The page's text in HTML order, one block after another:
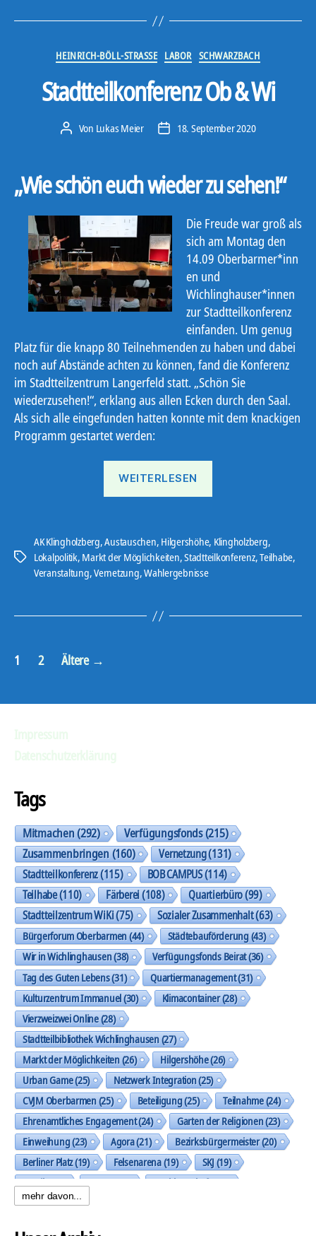
Kategorien
HEINRICH-BÖLL-STRASSE LABOR SCHWARZBACH
Stadtteilkonferenz Ob & Wi
Beitragsautor
Von Lukas Meier Veröffentlichungsdatum
18. September 2020
„Wie schön euch wieder zu sehen!“
Die Freude war groß als
sich am Montag den
14.09 Oberbarmer*inn
en und
Wichlinghauser*innen
zur Stadtteilkonferenz
einfanden. Um genug
Platz für die knapp 80 Teilnehmenden zu haben und dabei
noch auf Abstände achten zu können, fand die Konferenz
im Stadtteilzentrum Langerfeld statt. „Schön Sie
wiederzusehen!“, erklang aus allen Ecken durch den Saal.
Als sich alle eingefunden hatten konnte mit dem knackigen
Programm gestartet werden:
WEITERLESEN
Schlagwörter
AK Klingholzberg,Austauschen, Hilgershöhe, Klingholzberg,
Lokalpolitik, Markt der Möglichkeiten,Stadtteilkonferenz,Teilhabe,
Veranstaltung,Vernetzung,Wahlergebnisse
Seitennummerierung
Beiträge
1 2 Ältere →
Tags
Mitmachen(292) Verfügungsfonds(215)
Zusammenbringen(160) Vernetzung(131)
Stadtteilkonferenz(115) BOB CAMPUS(114)
Teilhabe(110) Färberei(108) Quartierbüro(99)
Stadtteilzentrum WiKi(75) Sozialer Zusammenhalt(63)
Bürgerforum Oberbarmen(44) Städtebauförderung(43)
Wir in Wichlinghausen(38) Verfügungsfonds Beirat(36)
Tag des Guten Lebens(31) Quartiermanagement(31)
Kulturzentrum Immanuel(30) Klimacontainer(28)
Vierzweizwei Online(28)
Stadtteilbibliothek Wichlinghausen(27)
Markt der Möglichkeiten(26) Hilgershöhe(26)
Urban Game(25) Netzwerk Integration(25)
CVJM Oberbarmen(25) Beteiligung(25) Teilnahme(24)
Ehrenamtliches Engagement(24) Garten der Religionen(23)
Einweihung(23) Agora(21) Bezirksbürgermeister(20)
Berliner Platz(19) Felsenarena(19) SKJ(19)
Musik(19) Trasse(19) Nachbarschaft(19)
Spielplatz Allensteiner Straße
mehr davon...